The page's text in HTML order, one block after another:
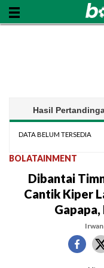
Hasil
DATA BELUM TERSEDIA
BOLATAINMENT
Dibantai
Cantik Kiper